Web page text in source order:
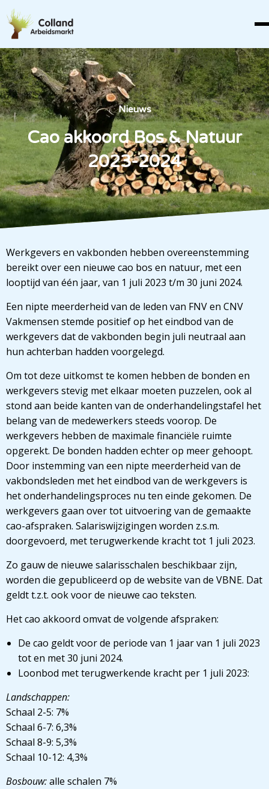
Nieuws
Cao akkoord Bos & Natuur
2023-2024
Werkgevers en vakbonden hebben overeenstemming
bereikt over een nieuwe cao bos en natuur, met een
looptijd van één jaar, van 1 juli 2023 t/m 30 juni 2024.
Een nipte meerderheid van de leden van FNV en CNV
Vakmensen stemde positief op het eindbod van de
werkgevers dat de vakbonden begin juli neutraal aan
hun achterban hadden voorgelegd.
Om tot deze uitkomst te komen hebben de bonden en
werkgevers stevig met elkaar moeten puzzelen, ook al
stond aan beide kanten van de onderhandelingstafel het
belang van de medewerkers steeds voorop. De
werkgevers hebben de maximale financiële ruimte
opgerekt. De bonden hadden echter op meer gehoopt.
Door instemming van een nipte meerderheid van de
vakbondsleden met het eindbod van de werkgevers is
het onderhandelingsproces nu ten einde gekomen. De
werkgevers gaan over tot uitvoering van de gemaakte
cao-afspraken. Salariswijzigingen worden z.s.m.
doorgevoerd, met terugwerkende kracht tot 1 juli 2023.
Zo gauw de nieuwe salarisschalen beschikbaar zijn,
worden die gepubliceerd op de website van de VBNE. Dat
geldt t.z.t. ook voor de nieuwe cao teksten.
Het cao akkoord omvat de volgende afspraken:
De cao geldt voor de periode van 1 jaar van 1 juli 2023
tot en met 30 juni 2024.
Loonbod met terugwerkende kracht per 1 juli 2023:
Landschappen:
Schaal 2-5: 7%
Schaal 6-7: 6,3%
Schaal 8-9: 5,3%
Schaal 10-12: 4,3%
Bosbouw:alle schalen 7%